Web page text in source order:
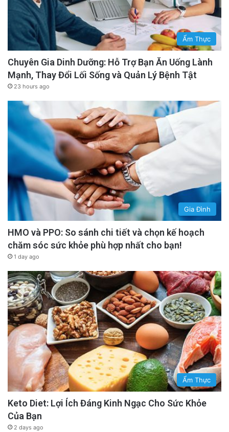
Ẩm Thực
Chuyên Gia Dinh Dưỡng: Hỗ Trợ Bạn Ăn Uống Lành
Mạnh, Thay Đổi Lối Sống và Quản Lý Bệnh Tật
23 hours ago
Gia Đình
HMO và PPO: So sánh chi tiết và chọn kế hoạch
chăm sóc sức khỏe phù hợp nhất cho bạn!
1 day ago
Ẩm Thực
Keto Diet: Lợi Ích Đáng Kinh Ngạc Cho Sức Khỏe
Của Bạn
2 days ago